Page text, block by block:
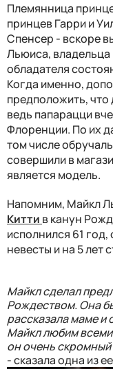
Племянница
принцев Гарри и
Спенсер - вскоре
Льюиса,
обладателя
Когда именно,
предположить, что
ведь папарацци
Флоренции. По их
том числе
совершили в
является модель.
Напомним, Майкл
Китти в канун
исполнился 61
невесты и на 5 лет
Майкл сделал
Рождеством. Она
рассказала маме и
Майкл любим
он очень
- сказала одна из